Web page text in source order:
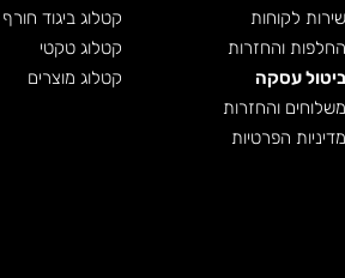
קטלוג ביגוד חורף 2025
קטלוג טקטי
קטלוג מוצרים
שירות לקוחות
החלפות והחזרות
ביטול עסקה
משלוחים והחזרות
מדיניות הפרטיות